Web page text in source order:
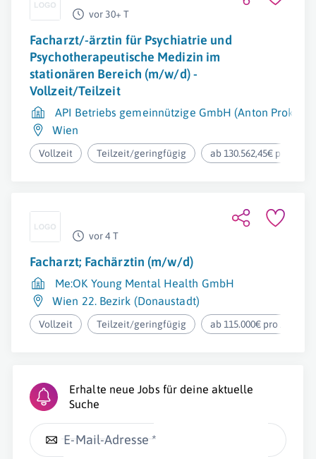
vor 30+ T
Facharzt/-ärztin für Psychiatrie und
Psychotherapeutische Medizin im
stationären Bereich (m/w/d) -
Vollzeit/Teilzeit
API Betriebs gemeinnützige GmbH (Anton Proksch
Wien
Vollzeit Teilzeit/geringfügig ab 130.562,45€ pro Jahr
vor 4 T
Facharzt; Fachärztin (m/w/d)
Me:OK Young Mental Health GmbH
Wien 22. Bezirk (Donaustadt)
Vollzeit Teilzeit/geringfügig ab 115.000€ pro Jahr
Erhalte neue Jobs für deine aktuelle
Suche
E-Mail-Adresse *